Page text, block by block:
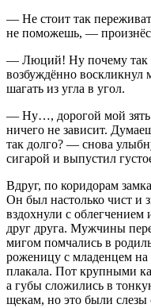
— Не стоит так
не поможешь, —
— Люций! Ну почему так
возбуждённо воскликнул
шагать из угла в угол.
— Ну…, дорогой мой
ничего не зависит.
так долго? — снова
сигарой и выпустил
Вдруг, по коридорам
Он был настолько чист и
вздохнули с облегчением
друг друга. Мужчины
мигом помчались в
роженицу с младенцем на
плакала. Пот крупными
а губы сложились в
щекам, но это были слезы